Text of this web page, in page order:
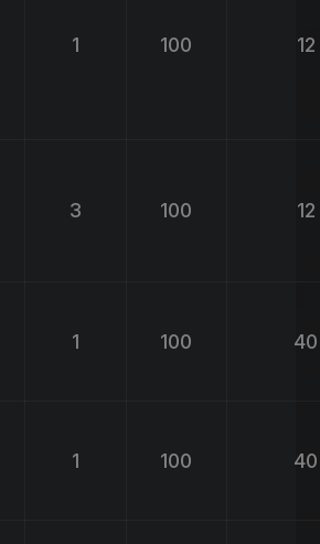
1 100 12
3 100 12
1 100 40
1 100 40